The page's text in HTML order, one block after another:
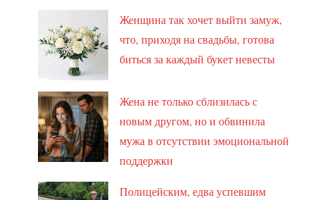
Женщина так хочет выйти замуж,
что, приходя на свадьбы, готова
биться за каждый букет невесты
Жена не только сблизилась с
новым другом, но и обвинила
мужа в отсутствии эмоциональной
поддержки
Полицейским, едва успевшим